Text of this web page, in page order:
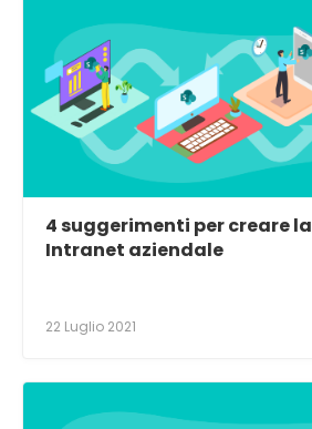
4 suggerimenti per creare
Intranet aziendale
22 Luglio 2021